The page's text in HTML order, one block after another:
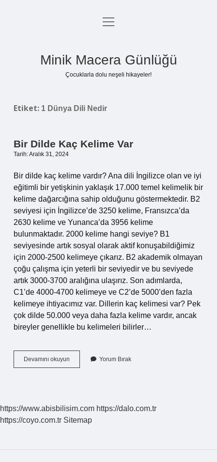
Anasayfa
menüyü
Minik Macera Günlüğü
Çocuklarla dolu neşeli hikayeler!
Etiket: 1 Dünya Dili Nedir
Bir Dilde Kaç Kelime Var
Tarih: Aralık 31, 2024
Bir dilde kaç kelime vardır? Ana dili İngilizce olan ve iyi
eğitimli bir yetişkinin yaklaşık 17.000 temel kelimelik bir
kelime dağarcığına sahip olduğunu göstermektedir. B2
seviyesi için İngilizce’de 3250 kelime, Fransızca’da
2630 kelime ve Yunanca’da 3956 kelime
bulunmaktadır. 2000 kelime hangi seviye? B1
seviyesinde artık sosyal olarak aktif konuşabildiğimiz
için 2000-2500 kelimeye çıkarız. B2 akademik olmayan
çoğu çalışma için yeterli bir seviyedir ve bu seviyede
artık 3000-3700 aralığına ulaşırız. Son adımlarda,
C1’de 4000-4700 kelimeye ve C2’de 5000’den fazla
kelimeye ihtiyacımız var. Dillerin kaç kelimesi var? Pek
çok dilde 50.000 veya daha fazla kelime vardır, ancak
bireyler genellikle bu kelimeleri bilirler…
Devamını okuyun
Dilde
Yorum Bırak
https://www.abisbilisim.com https://dalo.com.tr
https://coyo.com.tr Sitemap